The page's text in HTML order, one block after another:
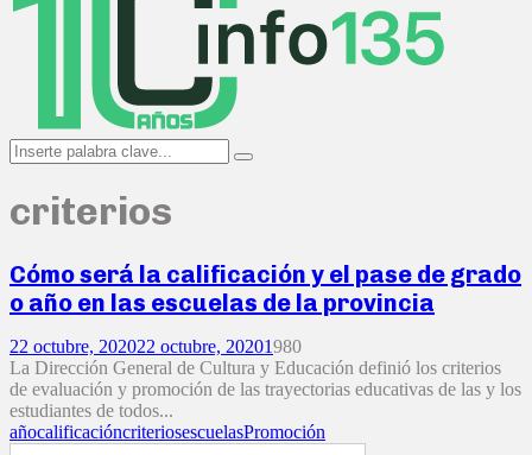
Search
for:
Search
criterios
Cómo será la calificación y el pase de grado
o año en las escuelas de la provincia
22 octubre, 202022 octubre, 20201980
La Dirección General de Cultura y Educación definió los criterios
de evaluación y promoción de las trayectorias educativas de las y los
estudiantes de todos...
añocalificacióncriteriosescuelasPromoción